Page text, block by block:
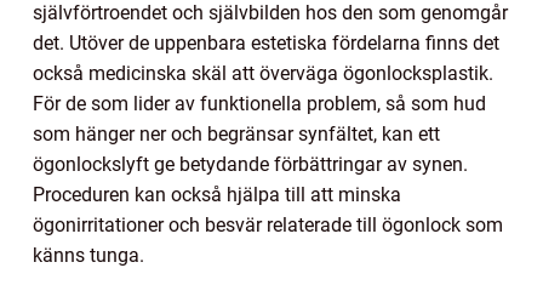
självförtroendet och självbilden hos den som genomgår
det. Utöver de uppenbara estetiska fördelarna finns det
också medicinska skäl att överväga ögonlocksplastik.
För de som lider av funktionella problem, så som hud
som hänger ner och begränsar synfältet, kan ett
ögonlockslyft ge betydande förbättringar av synen.
Proceduren kan också hjälpa till att minska
ögonirritationer och besvär relaterade till ögonlock som
känns tunga.